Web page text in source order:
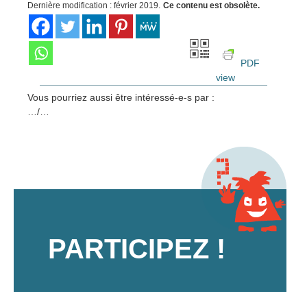
Dernière modification : février 2019. Ce contenu est obsolète.
PDF
view
Vous pourriez aussi être intéressé-e-s par :
…/…
PARTICIPEZ !